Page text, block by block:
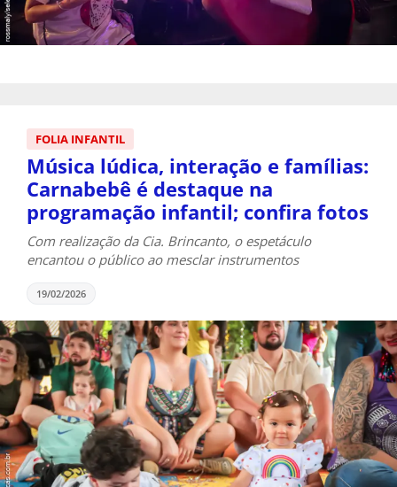
FOLIA INFANTIL
Música lúdica, interação e famílias:
Carnabebê é destaque na
programação infantil; confira fotos
Com realização da Cia. Brincanto, o espetáculo
encantou o público ao mesclar instrumentos
19/02/2026